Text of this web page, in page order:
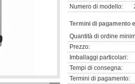
Numero di modello:
Termini di pagamento
Quantità di ordine
Prezzo:
Imballaggi particolari:
Tempi di consegna:
Termini di pagamento: